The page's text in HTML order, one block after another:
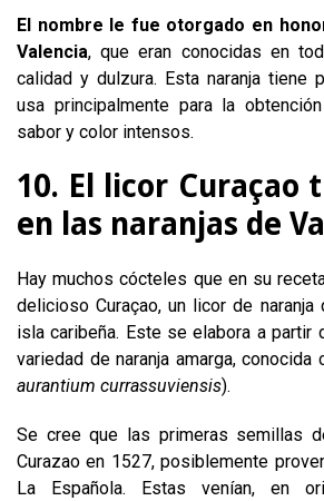
El nombre le fue otorgado en
Valencia, que eran conocidas en
calidad y dulzura. Esta naranja tiene
usa principalmente para la
sabor y color intensos.
10. El licor Curaçao
en las naranjas de
Hay muchos cócteles que en su
delicioso Curaçao, un licor de
isla caribeña. Este se elabora a partir
variedad de naranja amarga, conocida
aurantium currassuviensis).
Se cree que las primeras semillas
Curazao en 1527, posiblemente
La Española. Estas venían, en